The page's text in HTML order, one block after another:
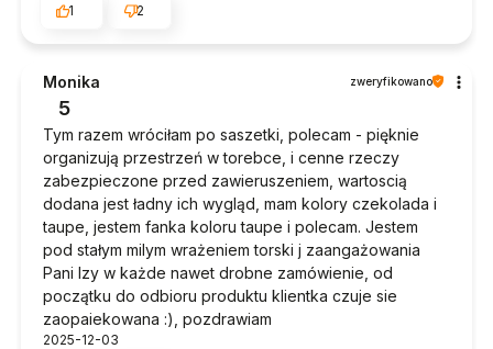
1
2
Monika zweryfikowano
5
Tym razem wróciłam po saszetki, polecam - pięknie
organizują przestrzeń w torebce, i cenne rzeczy
zabezpieczone przed zawieruszeniem, wartoscią
dodana jest ładny ich wygląd, mam kolory czekolada i
taupe, jestem fanka koloru taupe i polecam. Jestem
pod stałym milym wrażeniem torski j zaangażowania
Pani Izy w każde nawet drobne zamówienie, od
początku do odbioru produktu klientka czuje sie
zaopaiekowana :), pozdrawiam
2025-12-03